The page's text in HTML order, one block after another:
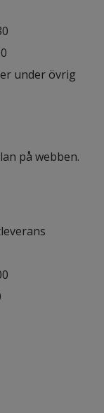
under övrig
på webben.